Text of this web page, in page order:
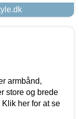
armbånd,
store og brede
her for at se